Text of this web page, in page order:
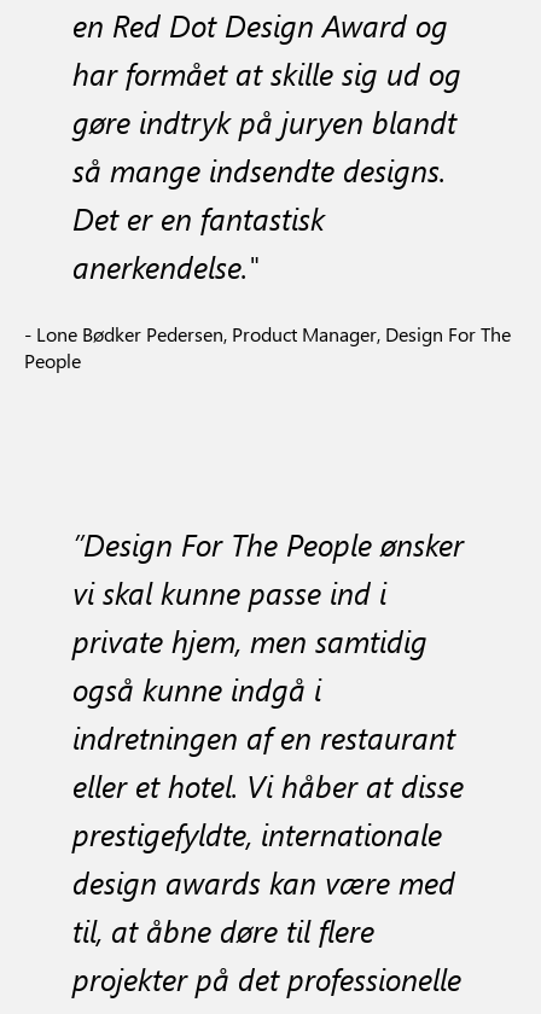
en Red Dot Design Award og
har formået at skille sig ud og
gøre indtryk på juryen blandt
så mange indsendte designs.
Det er en fantastisk
anerkendelse."
- Lone Bødker Pedersen, Product Manager, Design For The
People
”Design For The People ønsker
vi skal kunne passe ind i
private hjem, men samtidig
også kunne indgå i
indretningen af en restaurant
eller et hotel. Vi håber at disse
prestigefyldte, internationale
design awards kan være med
til, at åbne døre til flere
projekter på det professionelle